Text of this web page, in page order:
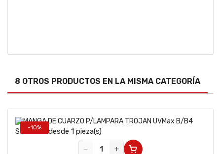
8 OTROS PRODUCTOS EN LA MISMA CATEGORÍA
-10%
Se vende desde 1 pieza(s)
−
+